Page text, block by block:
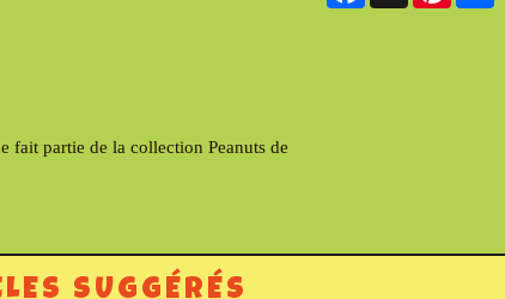
fait partie de la collection Peanuts de
SUGGÉRÉS